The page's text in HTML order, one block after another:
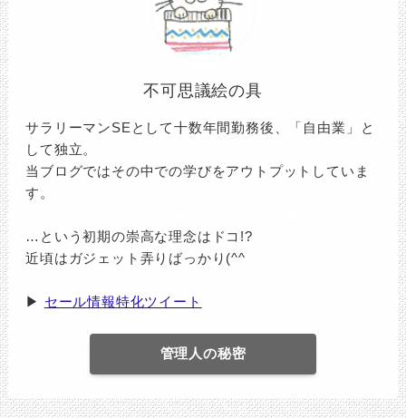
不可思議絵の具
サラリーマンSEとして十数年間勤務後、「自由業」と
して独立。
当ブログではその中での学びをアウトプットしていま
す。
…という初期の崇高な理念はドコ!?
近頃はガジェット弄りばっかり(^^ゞ
▶ セール情報特化ツイート
管理人の秘密